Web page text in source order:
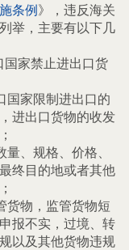
条例》，违反海关
举，主要有以下几
国家禁止进出口货
国家限制进出口的
进出口货物的收发
、规格、价格、
终目的地或者其他
货物，监管货物短
报不实，过境、转
以及其他货物违规